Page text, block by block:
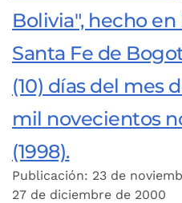
Bolivia", hecho
Santa Fe de
(10) días del mes
mil novecientos
(1998).
Publicación: 23 de
27 de diciembre de 2000